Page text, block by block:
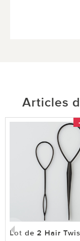
Articles
Lot de 2 Hair